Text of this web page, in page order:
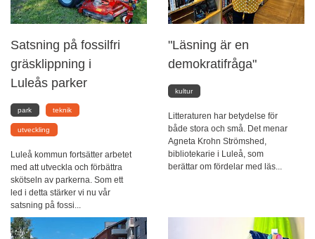
Satsning på fossilfri
gräsklippning i
Luleås parker
park teknik
utveckling
Luleå kommun fortsätter arbetet
med att utveckla och förbättra
skötseln av parkerna. Som ett
led i detta stärker vi nu vår
satsning på fossi...
"Läsning är en
demokratifråga"
kultur
Litteraturen har betydelse för
både stora och små. Det menar
Agneta Krohn Strömshed,
bibliotekarie i Luleå, som
berättar om fördelar med läs...